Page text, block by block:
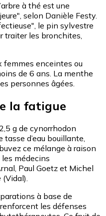
à thé est une
selon Danièle Festy.
le pin sylvestre
traiter les bronchites,
femmes enceintes ou
de 6 ans. La menthe
personnes âgées.
la fatigue
g de cynorrhodon
tasse d’eau bouillante,
ce mélange à raison
médecins
Paul Goetz et Michel
(Vidal).
à base de
les défenses